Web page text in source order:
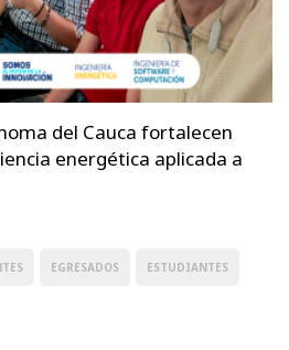
del Cauca fortalecen
energética aplicada a
EGRESADOS ESTUDIANTES